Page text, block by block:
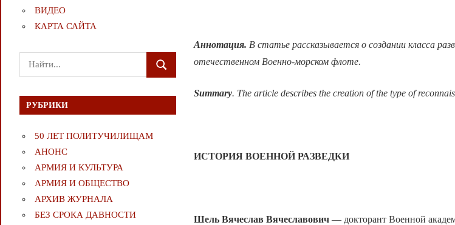
Аннотация. В статье рассказывается о создании класса
отечественном Военно-морском флоте.
Summary. The article describes the creation of the type of
ИСТОРИЯ ВОЕННОЙ РАЗВЕДКИ
Шель Вячеслав Вячеславович— докторант Военной
ВИДЕО
КАРТА САЙТА
Поиск
для:
ПОИСК
РУБРИКИ
50 ЛЕТ ПОЛИТУЧИЛИЩАМ
АНОНС
АРМИЯ И КУЛЬТУРА
АРМИЯ И ОБЩЕСТВО
АРХИВ ЖУРНАЛА
БЕЗ СРОКА ДАВНОСТИ